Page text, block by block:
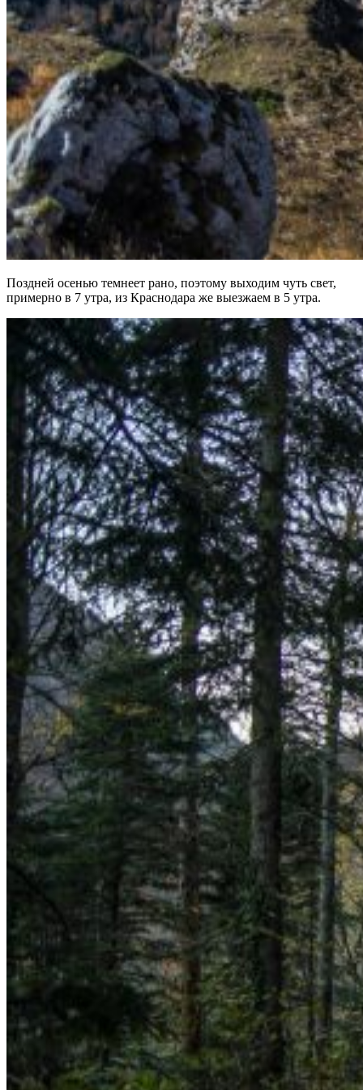
Поздней осенью темнеет рано, поэтому выходим чуть свет,
примерно в 7 утра, из Краснодара же выезжаем в 5 утра.